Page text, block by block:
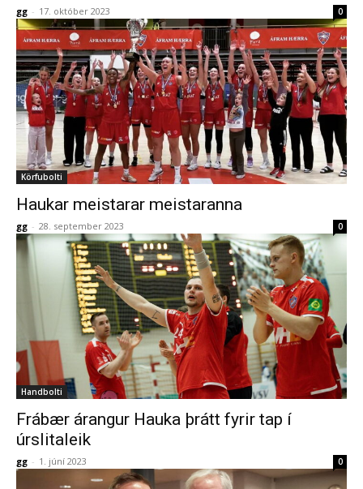
gg - 17. október 2023 0
Körfubolti
Haukar meistarar meistaranna
gg - 28. september 2023 0
Handbolti
Frábær árangur Hauka þrátt fyrir tap í
úrslitaleik
gg - 1. júní 2023 0